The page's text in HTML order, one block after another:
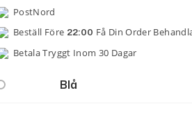
PostNord
Beställ Före 22:00 Få Din Order
Betala Tryggt Inom 30 Dagar
Blå